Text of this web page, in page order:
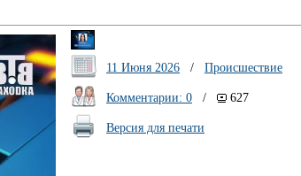
11 Июня 2026 / Происшествие
Комментарии: 0 / 627
Версия для печати